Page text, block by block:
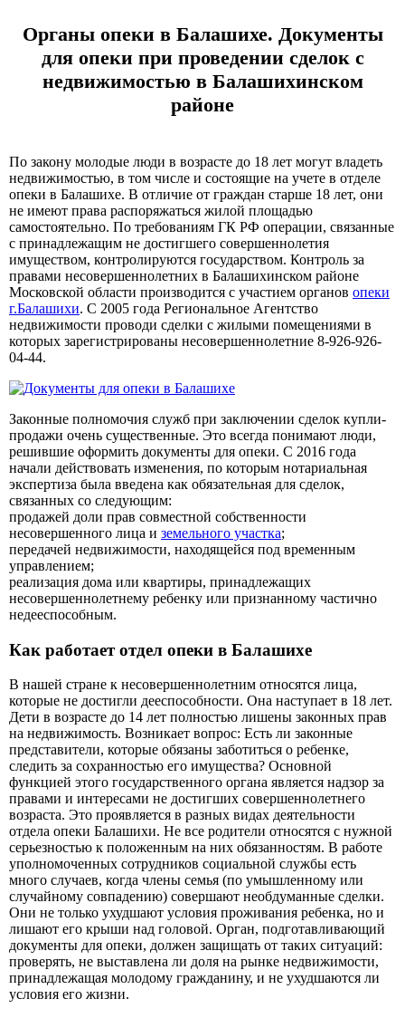
Органы опеки в Балашихе. Документы
для опеки при проведении сделок с
недвижимостью в Балашихинском
районе
По закону молодые люди в возрасте до 18 лет могут владеть
недвижимостью, в том числе и состоящие на учете в отделе
опеки в Балашихе. В отличие от граждан старше 18 лет, они
не имеют права распоряжаться жилой площадью
самостоятельно. По требованиям ГК РФ операции, связанные
с принадлежащим не достигшего совершеннолетия
имуществом, контролируются государством. Контроль за
правами несовершеннолетних в Балашихинском районе
Московской области производится с участием органов опеки
г.Балашихи. С 2005 года Региональное Агентство
недвижимости проводи сделки с жилыми помещениями в
которых зарегистрированы несовершеннолетние 8-926-926-
04-44.
Законные полномочия служб при заключении сделок купли-
продажи очень существенные. Это всегда понимают люди,
решившие оформить документы для опеки. С 2016 года
начали действовать изменения, по которым нотариальная
экспертиза была введена как обязательная для сделок,
связанных со следующим:
продажей доли прав совместной собственности
несовершенного лица и земельного участка;
передачей недвижимости, находящейся под временным
управлением;
реализация дома или квартиры, принадлежащих
несовершеннолетнему ребенку или признанному частично
недееспособным.
Как работает отдел опеки в Балашихе
В нашей стране к несовершеннолетним относятся лица,
которые не достигли дееспособности. Она наступает в 18 лет.
Дети в возрасте до 14 лет полностью лишены законных прав
на недвижимость. Возникает вопрос: Есть ли законные
представители, которые обязаны заботиться о ребенке,
следить за сохранностью его имущества? Основной
функцией этого государственного органа является надзор за
правами и интересами не достигших совершеннолетнего
возраста. Это проявляется в разных видах деятельности
отдела опеки Балашихи. Не все родители относятся с нужной
серьезностью к положенным на них обязанностям. В работе
уполномоченных сотрудников социальной службы есть
много случаев, когда члены семья (по умышленному или
случайному совпадению) совершают необдуманные сделки.
Они не только ухудшают условия проживания ребенка, но и
лишают его крыши над головой. Орган, подготавливающий
документы для опеки, должен защищать от таких ситуаций:
проверять, не выставлена ли доля на рынке недвижимости,
принадлежащая молодому гражданину, и не ухудшаются ли
условия его жизни.